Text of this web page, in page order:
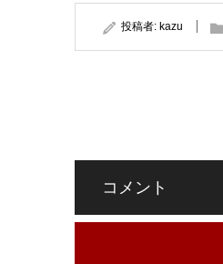
投稿者: kazu
コメント